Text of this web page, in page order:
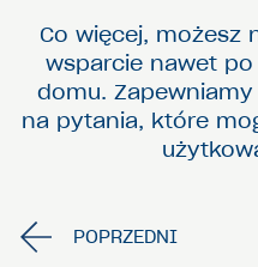
Co więcej, możesz
wsparcie nawet
domu.
na pytania, które